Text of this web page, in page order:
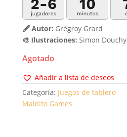
🖋️ Autor: Grégroy Grard
🎨 Ilustraciones: Simon Douchy
Agotado
Añadir a lista de deseos
Categoría: Juegos de tablero
Maldito Games